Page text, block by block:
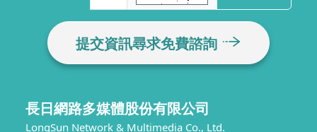
提交資訊尋求免費諮詢
長日網路多媒體股份有限公司
LongSun Network & Multimedia Co., Ltd.